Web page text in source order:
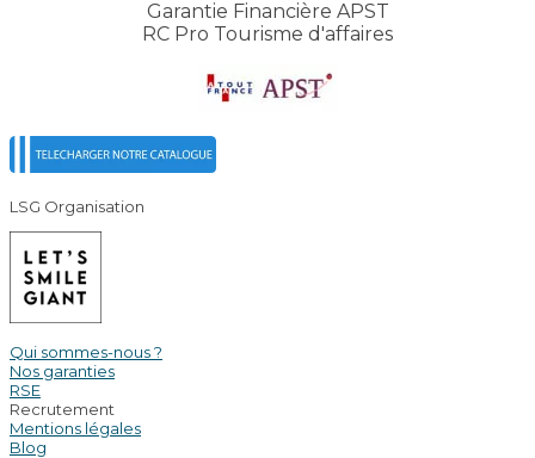
Garantie Financière APST
RC Pro Tourisme d'affaires
LSG Organisation
Qui sommes-nous ?
Nos garanties
RSE
Recrutement
Mentions légales
Blog